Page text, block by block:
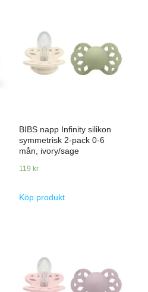
BIBS napp Infinity silikon
symmetrisk 2-pack 0-6
mån, ivory/sage
119kr
Köp produkt